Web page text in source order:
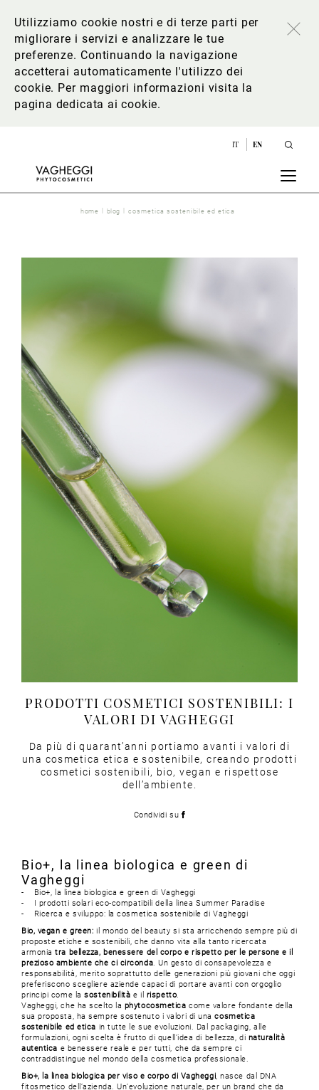
Utilizziamo cookie nostri e di terze parti per
migliorare i servizi e analizzare le tue
preferenze. Continuando la navigazione
accetterai automaticamente l'utilizzo dei
cookie. Per maggiori informazioni visita la
pagina dedicata ai cookie.
IT EN
home blog cosmetica sostenibile ed etica
PRODOTTI COSMETICI SOSTENIBILI: I
VALORI DI VAGHEGGI
Da più di quarant’anni portiamo avanti i valori di
una cosmetica etica e sostenibile, creando prodotti
cosmetici sostenibili, bio, vegan e rispettose
dell’ambiente.
Condividi su
Bio+, la linea biologica e green di
Vagheggi
- Bio+, la linea biologica e green di Vagheggi
- I prodotti solari eco-compatibili della linea Summer Paradise
- Ricerca e sviluppo: la cosmetica sostenibile di Vagheggi
Bio, vegan e green: il mondo del beauty si sta arricchendo sempre più di
proposte etiche e sostenibili, che danno vita alla tanto ricercata
armonia tra bellezza, benessere del corpo e rispetto per le persone e il
prezioso ambiente che ci circonda. Un gesto di consapevolezza e
responsabilità, merito soprattutto delle generazioni più giovani che oggi
preferiscono scegliere aziende capaci di portare avanti con orgoglio
principi come lasostenibilitàe il rispetto.
Vagheggi, che ha scelto la phytocosmeticacome valore fondante della
sua proposta, ha sempre sostenuto i valori di unacosmetica
sostenibile ed etica in tutte le sue evoluzioni. Dal packaging, alle
formulazioni, ogni scelta è frutto di quell’idea di bellezza, di naturalità
autentica e benessere reale e per tutti, che da sempre ci
contraddistingue nel mondo della cosmetica professionale.
Bio+, la linea biologica per viso e corpo di Vagheggi, nasce dal DNA
fitosmetico dell’azienda. Un’evoluzione naturale, per un brand che da